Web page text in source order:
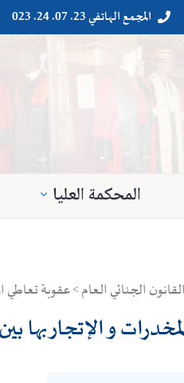

 المجمع الهاتفي 23. 07. 24. 023
المحكمة العليا
الجنائي العام > عقوبة تعاطي
و الإتجار بها